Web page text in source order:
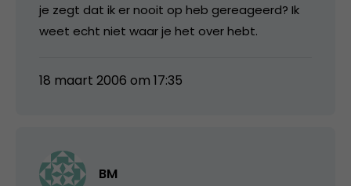
je zegt dat ik er nooit op heb gereageerd? Ik
weet echt niet waar je het over hebt.
18 maart 2006 om 17:35
BM